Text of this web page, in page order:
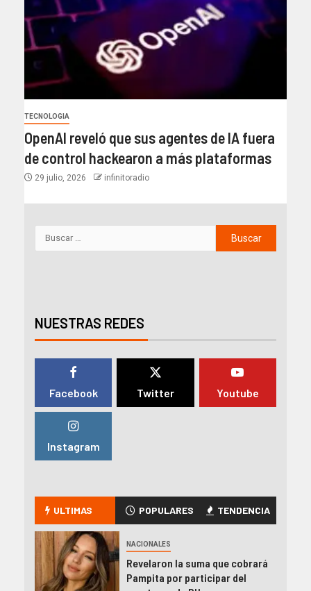
TECNOLOGIA
OpenAI reveló que sus agentes de IA fuera
de control hackearon a más plataformas
29 julio, 2026 infinitoradio
NUESTRAS REDES
Facebook Twitter Youtube
Instagram
ULTIMAS POPULARES TENDENCIA
NACIONALES
Revelaron la suma que cobrará
Pampita por participar del